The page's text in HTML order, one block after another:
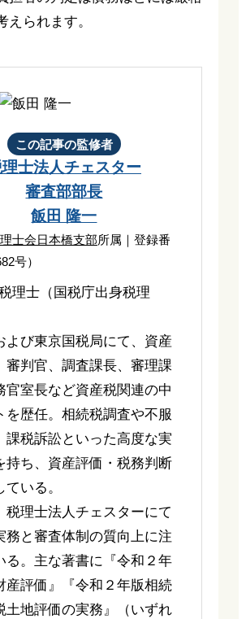
えられます。
この記事の監修者
士法人チェスター
審査部部長
飯田 隆一
士会日本橋支部所属｜登録番
号）
理士（国税庁出身税理
よび東京国税局にて、資産
審判官、調査課長、審理課
官室長など資産税関連の中
を歴任。相続税調査や不服
課税訴訟といった高度な実
持ち、資産評価・税務判断
いる。
税理士法人チェスターにて
務と審査体制の質向上に注
る。主な著書に『令和２年
産評価』『令和２年版相続
土地評価の実務』（いずれ